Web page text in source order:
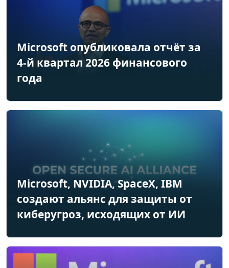
Microsoft опубликовала отчёт за
4-й квартал 2026 финансового
года
Microsoft, NVIDIA, SpaceX, IBM
создают альянс для защиты от
киберугроз, исходящих от ИИ